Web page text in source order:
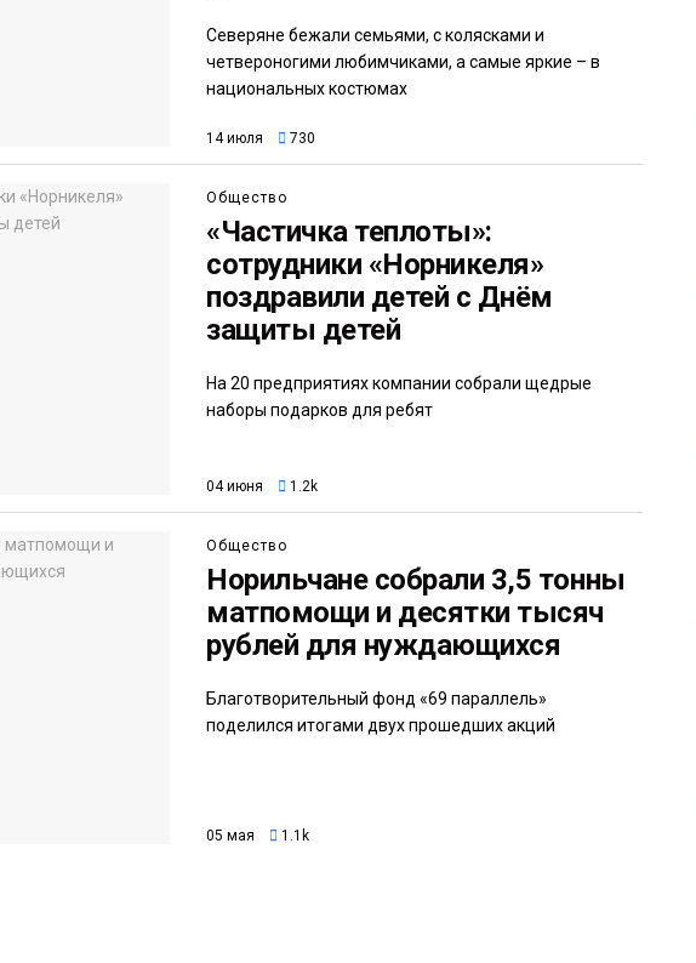
Северяне бежали семьями, с колясками и
четвероногими любимчиками, а самые яркие – в
национальных костюмах
14 июля 730
Общество
«Частичка теплоты»:
сотрудники «Норникеля»
поздравили детей с Днём
защиты детей
На 20 предприятиях компании собрали щедрые
наборы подарков для ребят
04 июня 1.2k
Общество
Норильчане собрали 3,5 тонны
матпомощи и десятки тысяч
рублей для нуждающихся
Благотворительный фонд «69 параллель»
поделился итогами двух прошедших акций
05 мая 1.1k